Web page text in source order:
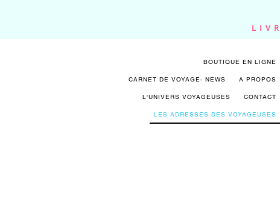
BOUTIQUE EN LIGNE
CARNET DE VOYAGE- NEWS A PROPOS
L'UNIVERS VOYAGEUSES CONTACT
LES ADRESSES DES VOYAGEUSES